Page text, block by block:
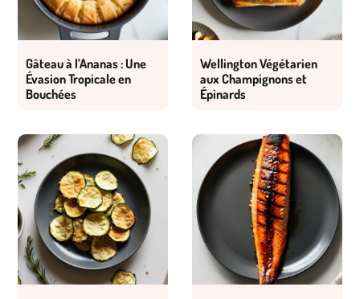
Gâteau à l’Ananas : Une
Évasion Tropicale en
Bouchées
Wellington Végétarien
aux Champignons et
Épinards